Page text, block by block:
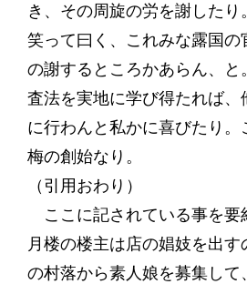
き、その周旋の労を謝した
笑って曰く、これみな露国の
の謝するところかあらん、と
査法を実地に学び得たれば、
に行わんと私かに喜びたり。
梅の創始なり。
（引用おわり）
ここに記されている事を要
月楼の楼主は店の娼妓を出
の村落から素人娘を募集して